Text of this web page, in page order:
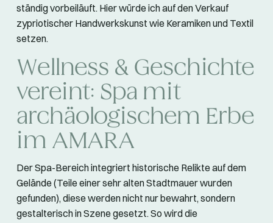
ständig vorbeiläuft. Hier würde ich auf den Verkauf
zypriotischer Handwerkskunst wie Keramiken und Textil
setzen.
Wellness & Geschichte
vereint: Spa mit
archäologischem Erbe
im AMARA
Der Spa-Bereich integriert historische Relikte auf dem
Gelände (Teile einer sehr alten Stadtmauer wurden
gefunden), diese werden nicht nur bewahrt, sondern
gestalterisch in Szene gesetzt. So wird die